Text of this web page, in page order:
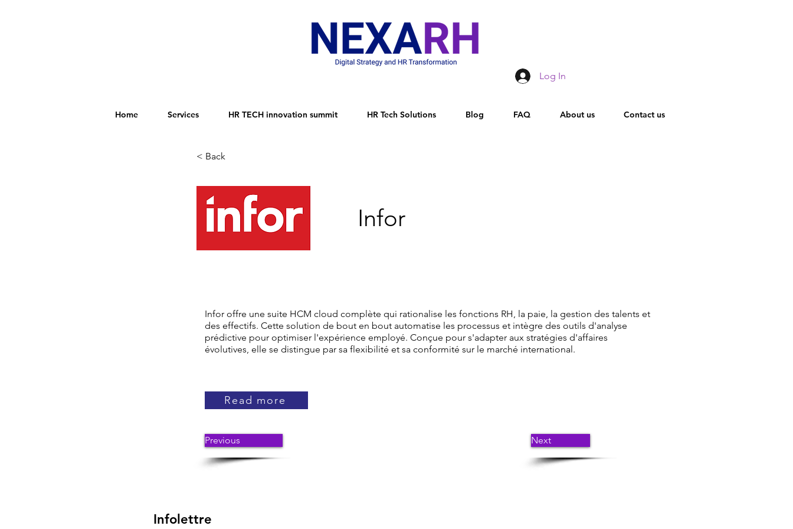
Log In
Home Services HR TECH innovation summit HR Tech Solutions Blog FAQ About us Contact us
< Back
Infor
Infor offre une suite HCM cloud complète qui rationalise les fonctions RH, la paie, la gestion des talents et
des effectifs. Cette solution de bout en bout automatise les processus et intègre des outils d'analyse
prédictive pour optimiser l'expérience employé. Conçue pour s'adapter aux stratégies d'affaires
évolutives, elle se distingue par sa flexibilité et sa conformité sur le marché international.
Read more
Previous Next
Infolettre